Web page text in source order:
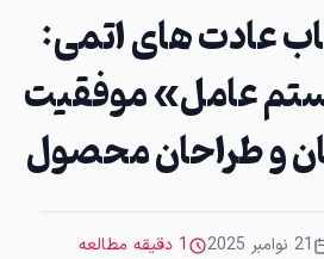
عادت های اتمی:
عامل» موفقیت
و طراحان محصول
21 نوامبر 2025 1 دقیقه مطالعه